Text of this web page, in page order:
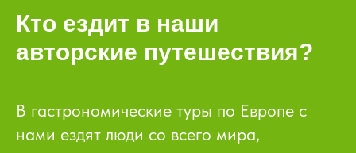
Кто ездит в наши
авторские путешествия?
В гастрономические туры по Европе с
нами ездят люди со всего мира,